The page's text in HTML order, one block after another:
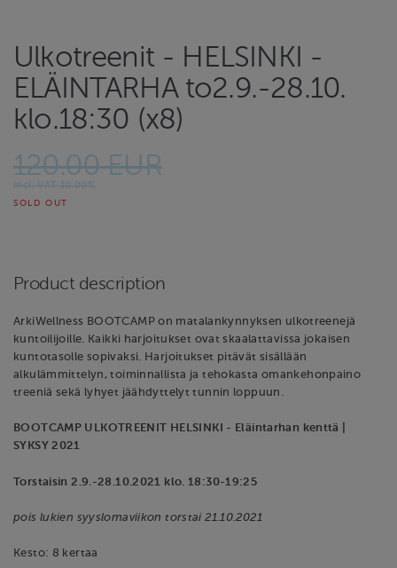
Ulkotreenit - HELSINKI -
ELÄINTARHA to2.9.-28.10.
klo.18:30 (x8)
120.00 EUR
Incl. VAT 10.00%
SOLD OUT
Product description
ArkiWellness BOOTCAMP on matalankynnyksen ulkotreenejä
kuntoilijoille. Kaikki harjoitukset ovat skaalattavissa jokaisen
kuntotasolle sopivaksi. Harjoitukset pitävät sisällään
alkulämmittelyn, toiminnallista ja tehokasta omankehonpaino
treeniä sekä lyhyet jäähdyttelyt tunnin loppuun.
BOOTCAMP ULKOTREENIT HELSINKI - Eläintarhan kenttä |
SYKSY 2021
Torstaisin 2.9.-28.10.2021 klo. 18:30-19:25
pois lukien syyslomaviikon torstai 21.10.2021
Kesto: 8 kertaa